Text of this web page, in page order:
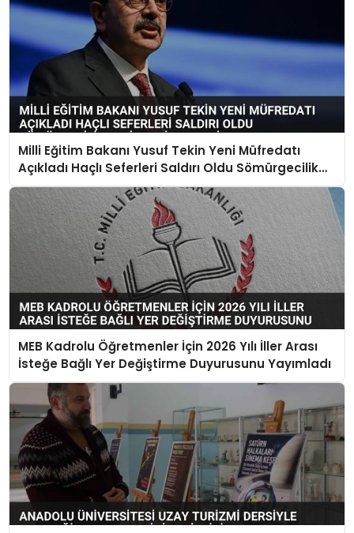
Milli Eğitim Bakanı Yusuf Tekin Yeni Müfredatı
Açıkladı Haçlı Seferleri Saldırı Oldu Sömürgecilik
Keşif Yerine Geçti
MEB Kadrolu Öğretmenler İçin 2026 Yılı İller Arası
İsteğe Bağlı Yer Değiştirme Duyurusunu Yayımladı